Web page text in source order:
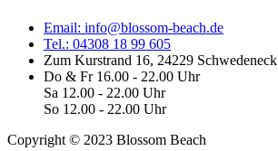
Email: info@blossom-beach.de
Tel.: 04308 18 99 605
Zum Kurstrand 16, 24229 Schwedeneck
Do & Fr 16.00 - 22.00 Uhr
Sa 12.00 - 22.00 Uhr
So 12.00 - 22.00 Uhr
Copyright © 2023 Blossom Beach